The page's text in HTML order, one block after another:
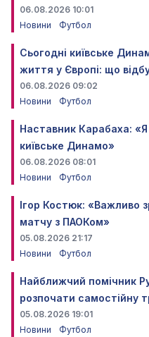
06.08.2026 10:01
Новини
Футбол
Сьогодні київське
життя у Європі: що
06.08.2026 09:02
Новини
Футбол
Наставник Карабаха: «Я
київське Динамо»
06.08.2026 08:01
Новини
Футбол
Ігор Костюк: «Важливо
матчу з ПАОКом»
05.08.2026 21:17
Новини
Футбол
Найближчий помічник
розпочати самостійну
05.08.2026 19:01
Новини
Футбол